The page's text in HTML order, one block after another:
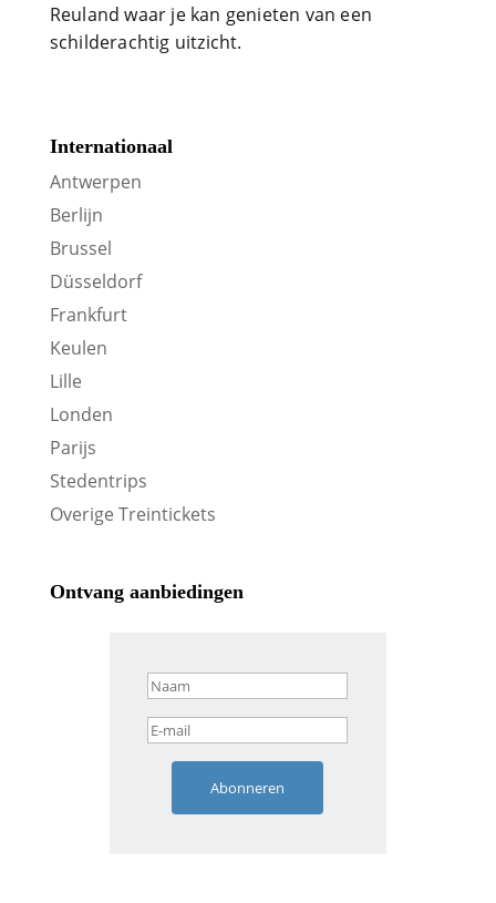
Reuland waar je kan genieten van een
schilderachtig uitzicht.
Internationaal
Antwerpen
Berlijn
Brussel
Düsseldorf
Frankfurt
Keulen
Lille
Londen
Parijs
Stedentrips
Overige Treintickets
Ontvang aanbiedingen
Abonneren